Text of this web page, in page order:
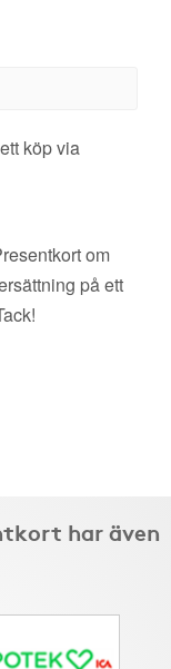
köp via
om
på ett
har även